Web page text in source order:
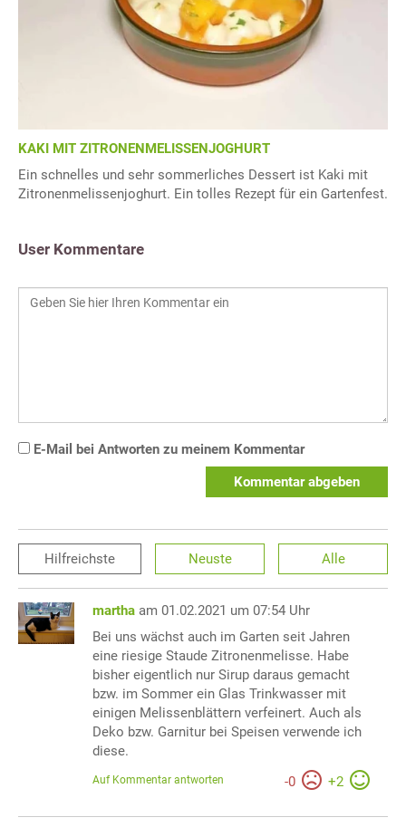
KAKI MIT ZITRONENMELISSENJOGHURT
Ein schnelles und sehr sommerliches Dessert ist Kaki mit
Zitronenmelissenjoghurt. Ein tolles Rezept für ein Gartenfest.
User Kommentare
E-Mail bei Antworten zu meinem Kommentar
Kommentar abgeben
Hilfreichste Neuste Alle
martha am 01.02.2021 um 07:54 Uhr
Bei uns wächst auch im Garten seit Jahren
eine riesige Staude Zitronenmelisse. Habe
bisher eigentlich nur Sirup daraus gemacht
bzw. im Sommer ein Glas Trinkwasser mit
einigen Melissenblättern verfeinert. Auch als
Deko bzw. Garnitur bei Speisen verwende ich
diese.
-0 +2
Auf Kommentar antworten